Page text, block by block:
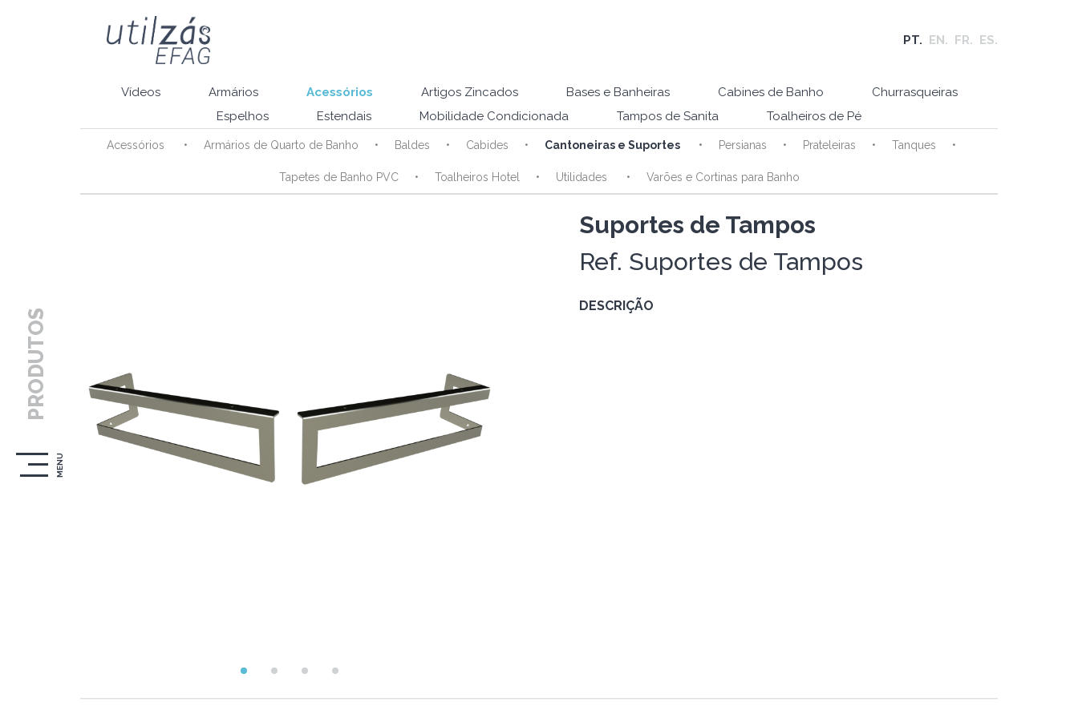
PT. EN. FR. ES.
PRODUTOS
MENU
Vídeos Armários Acessórios Artigos Zincados Bases e Banheiras Cabines de Banho
Churrasqueiras
Espelhos
Estendais Mobilidade Condicionada Tampos de Sanita Toalheiros de Pé
Acessórios Armários de Quarto de Banho Baldes Cabides Cantoneiras e Suportes Persianas Prateleiras Tanques
Tapetes de Banho PVC Toalheiros Hotel Utilidades Varões e Cortinas para Banho
Suportes de Tampos
Ref. Suportes de Tampos
DESCRIÇÃO